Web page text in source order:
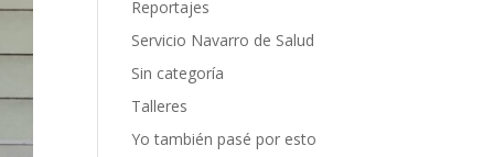
Reportajes
Servicio Navarro de Salud
Sin categoría
Talleres
Yo también pasé por esto